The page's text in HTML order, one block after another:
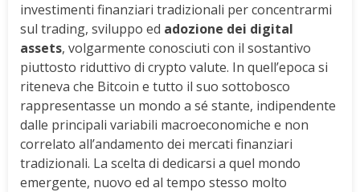
investimenti finanziari tradizionali per concentrarmi
sul trading, sviluppo ed adozione dei digital
assets, volgarmente conosciuti con il sostantivo
piuttosto riduttivo di crypto valute. In quell’epoca si
riteneva che Bitcoin e tutto il suo sottobosco
rappresentasse un mondo a sé stante, indipendente
dalle principali variabili macroeconomiche e non
correlato all’andamento dei mercati finanziari
tradizionali. La scelta di dedicarsi a quel mondo
emergente, nuovo ed al tempo stesso molto